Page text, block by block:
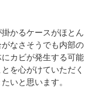
かるケースがほとん
なさそうでも内部の
カビが発生する可能
を心がけていただく
いと思います。